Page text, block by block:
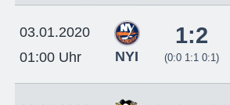
03.01.2020
01:00 Uhr
NYI
1:2
(0:0 1:1 0:1)